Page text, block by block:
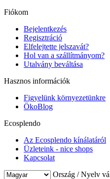
Fiókom
Bejelentkezés
Regisztráció
Elfelejtette jelszavát?
Hol van a szállítmányom?
Utalvány beváltása
Hasznos információk
Figyelünk környezetünkre
ÖkoBlog
Ecosplendo
Az Ecosplendo kínálatáról
Üzleteink - nice shops
Kapcsolat
Ország / Nyelv